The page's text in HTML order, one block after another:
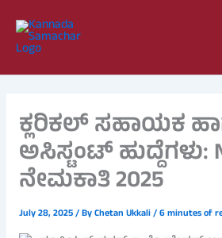
content
ಕ್ಲರಿಕಲ್ ಸಹಾಯಕ
ಅಸಿಸ್ಟಂಟ್ ಹುದ್ದೆಗಳು:
ನೇಮಕಾತಿ 2025
July 28, 2025/ ByChetan Ukkali/6 minutes of